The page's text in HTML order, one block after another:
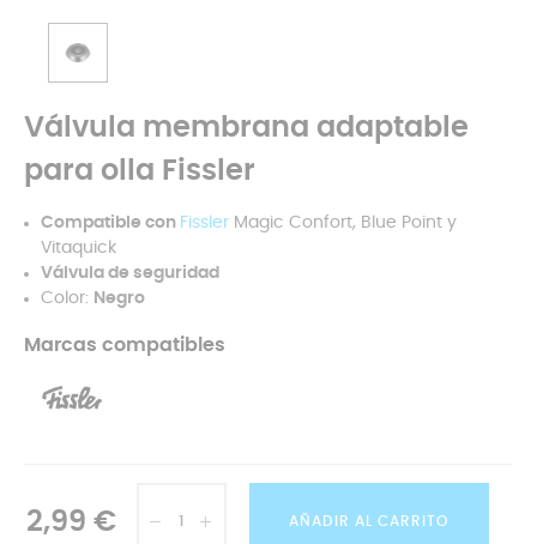
Válvula membrana adaptable
para olla Fissler
Compatible con Fissler Magic Confort, Blue Point y
Vitaquick
Válvula de seguridad
Color: Negro
Marcas compatibles
2,99 € AÑADIR AL CARRITO